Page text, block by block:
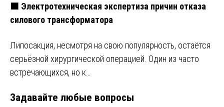
🟧 Электротехническая экспертиза причин отказа
силового трансформатора
Липосакция, несмотря на свою популярность, остаётся
серьёзной хирургической операцией. Один из часто
встречающихся, но к…
Задавайте любые вопросы